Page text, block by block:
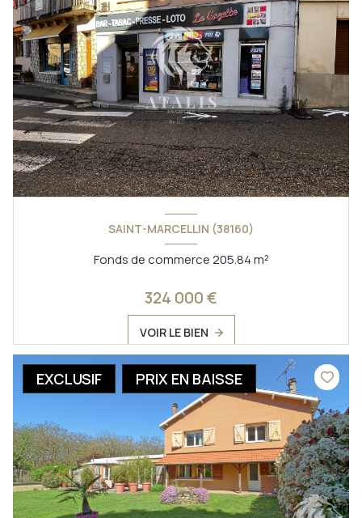
SAINT-MARCELLIN (38160)
Fonds de commerce 205.84 m²
324 000 €
VOIR LE BIEN
EXCLUSIF PRIX EN BAISSE